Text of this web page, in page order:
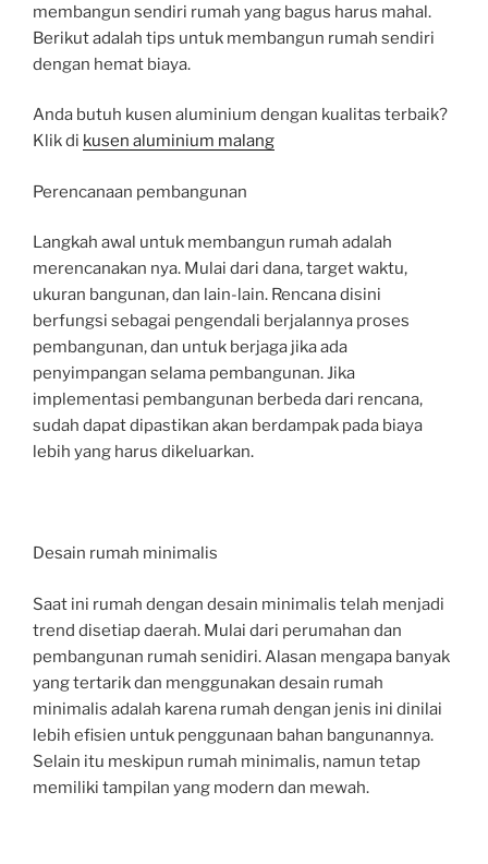
membangun sendiri rumah yang bagus harus mahal.
Berikut adalah tips untuk membangun rumah sendiri
dengan hemat biaya.
Anda butuh kusen aluminium dengan kualitas terbaik?
Klik di kusen aluminium malang
Perencanaan pembangunan
Langkah awal untuk membangun rumah adalah
merencanakan nya. Mulai dari dana, target waktu,
ukuran bangunan, dan lain-lain. Rencana disini
berfungsi sebagai pengendali berjalannya proses
pembangunan, dan untuk berjaga jika ada
penyimpangan selama pembangunan. Jika
implementasi pembangunan berbeda dari rencana,
sudah dapat dipastikan akan berdampak pada biaya
lebih yang harus dikeluarkan.
Desain rumah minimalis
Saat ini rumah dengan desain minimalis telah menjadi
trend disetiap daerah. Mulai dari perumahan dan
pembangunan rumah senidiri. Alasan mengapa banyak
yang tertarik dan menggunakan desain rumah
minimalis adalah karena rumah dengan jenis ini dinilai
lebih efisien untuk penggunaan bahan bangunannya.
Selain itu meskipun rumah minimalis, namun tetap
memiliki tampilan yang modern dan mewah.